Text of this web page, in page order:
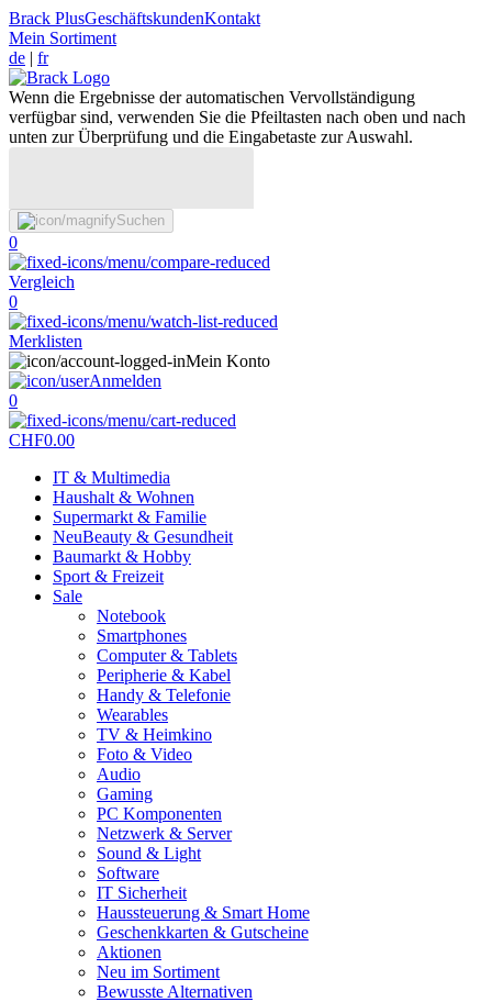
Brack PlusGeschäftskundenKontakt
Mein Sortiment
de | fr
Wenn die Ergebnisse der automatischen Vervollständigung
verfügbar sind, verwenden Sie die Pfeiltasten nach oben und nach
unten zur Überprüfung und die Eingabetaste zur Auswahl.
Suchen
0
Vergleich
0
Merklisten
Mein Konto
Anmelden
0
CHF0.00
IT & Multimedia
Haushalt & Wohnen
Supermarkt & Familie
NeuBeauty & Gesundheit
Baumarkt & Hobby
Sport & Freizeit
Sale
Notebook
Smartphones
Computer & Tablets
Peripherie & Kabel
Handy & Telefonie
Wearables
TV & Heimkino
Foto & Video
Audio
Gaming
PC Komponenten
Netzwerk & Server
Sound & Light
Software
IT Sicherheit
Haussteuerung & Smart Home
Geschenkkarten & Gutscheine
Aktionen
Neu im Sortiment
Bewusste Alternativen